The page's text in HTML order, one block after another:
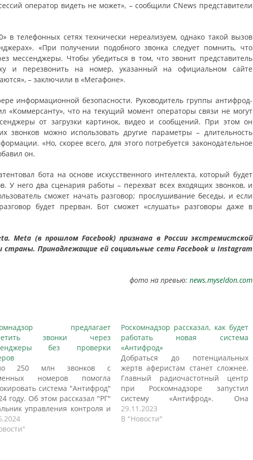
оператор видеть не может», – сообщили CNews представители
в телефонных сетях технически нереализуем, однако такой вызов
«При получении подобного звонка следует помнить, что
мессенджеры. Чтобы убедиться в том, что звонит представитель
и перезвонить на номер, указанный на официальном сайте
– заключили в «Мегафоне».
информационной безопасности. Руководитель группы антифрод-
«Коммерсанту», что на текущий момент операторы связи не могут
от загрузки картинок, видео и сообщений. При этом он
звонков можно использовать другие параметры – длительность
«Но, скорее всего, для этого потребуется законодательное
он.
бота на основе искусственного интеллекта, который будет
У него два сценария работы – перехват всех входящих звонков, и
сможет начать разговор; прослушивание беседы, и если
будет прерван. Бот сможет «слушать» разговоры даже в
Meta (в прошлом Facebook) признана в России экстремистской
страны. Принадлежащие ей социальные сети Facebook и Instagram
фото на превью: news.myseldon.com
предлагает
звонки через
без проверки
250 млн звонков с
номеров помогла
система "Антифрод"
году. Об этом рассказал "РГ"
управления контроля и
в сфере связи
Максим Прыткин.
Роскомнадзор рассказал, как будет
работать новая система
«Антифрод»
Добраться до потенциальных
жертв аферистам станет сложнее.
Главный радиочастотный центр
при Роскомнадзоре запустил
систему «Антифрод». Она
позволяет отследить, откуда идет
звонок. Раньше мошенники
29.11.2023
В "Новости"